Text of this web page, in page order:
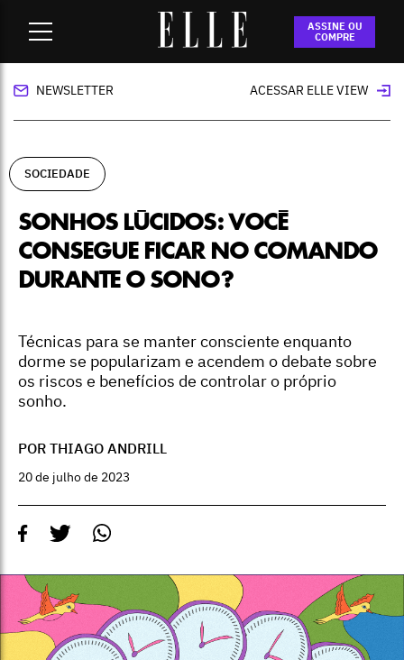
ASSINE OU
COMPRE
Sonhos lúcidos: você consegue ficar no
comando durante o sono?
NEWSLETTER ACESSAR ELLE VIEW
SOCIEDADE
SONHOS LÚCIDOS: VOCÊ
CONSEGUE FICAR NO COMANDO
DURANTE O SONO?
Técnicas para se manter consciente enquanto
dorme se popularizam e acendem o debate sobre
os riscos e benefícios de controlar o próprio
sonho.
POR THIAGO ANDRILL
20 de julho de 2023